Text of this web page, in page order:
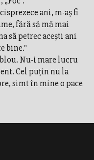
ani, m-aș fi
fără să mă mai
să petrec acești ani
bine."
Nu-i mare lucru
Cel puțin nu la
simt în mine o pace